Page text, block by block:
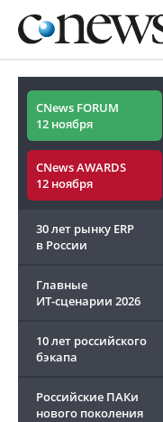
CNews FORUM
12 ноября
CNews AWARDS
12 ноября
30 лет рынку ERP
в России
Главные
ИТ-сценарии 2026
10 лет российского
бэкапа
Российские ПАКи
нового поколения